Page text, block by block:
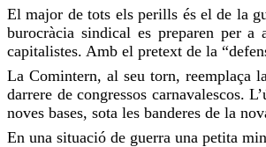
El major de tots els perills és el de la
burocràcia sindical es preparen per
capitalistes. Amb el pretext de la
La Comintern, al seu torn, reemplaça
darrere de congressos carnavalescos.
noves bases, sota les banderes de la
En una situació de guerra una petita